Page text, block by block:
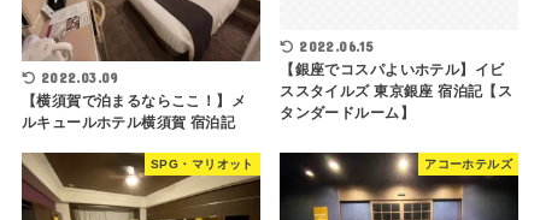
2022.03.09
【横須賀で泊まるならここ！】メ
ルキュールホテル横須賀 宿泊記
2022.06.15
【銀座でコスパよいホテル】イビ
ススタイルズ 東京銀座 宿泊記【ス
タンダードルーム】
SPG・マリオット アコーホテルズ